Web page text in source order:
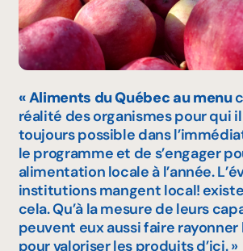
«Aliments du Québec au menu
réalité des organismes pour qui il
toujours possible dans
le programme et de s’engager
alimentation locale à l’année.
institutions mangent local!
cela. Qu’à la mesure de leurs
peuvent eux aussi faire
pour valoriser les produits d’ici. »